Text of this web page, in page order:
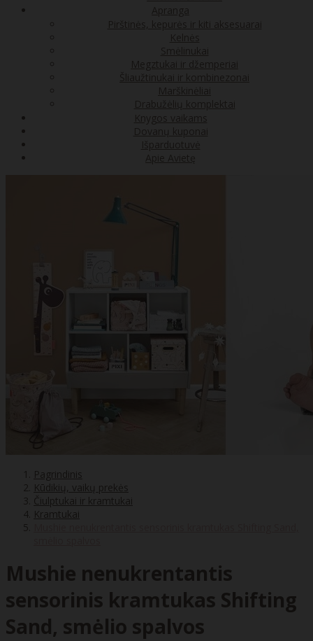
Apranga
Pirštinės, kepurės ir kiti aksesuarai
Kelnės
Smėlinukai
Megztukai ir džemperiai
Šliaužtinukai ir kombinezonai
Marškinėliai
Drabužėlių komplektai
Knygos vaikams
Dovanų kuponai
Išparduotuvė
Apie Avietę
Pagrindinis
Kūdikių, vaikų prekės
Čiulptukai ir kramtukai
Kramtukai
Mushie nenukrentantis
sensorinis kramtukas Shifting
Sand, smėlio spalvos